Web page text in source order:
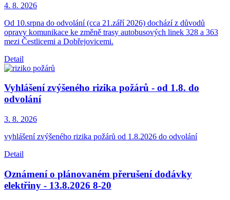
4. 8. 2026
Od 10.srpna do odvolání (cca 21.září 2026) dochází z důvodů
opravy komunikace ke změně trasy autobusových linek 328 a 363
mezi Čestlicemi a Dobřejovicemi.
Detail
Vyhlášení zvýšeného rizika požárů - od 1.8. do
odvolání
3. 8. 2026
vyhlášení zvýšeného rizika požárů od 1.8.2026 do odvolání
Detail
Oznámení o plánovaném přerušení dodávky
elektřiny - 13.8.2026 8-20